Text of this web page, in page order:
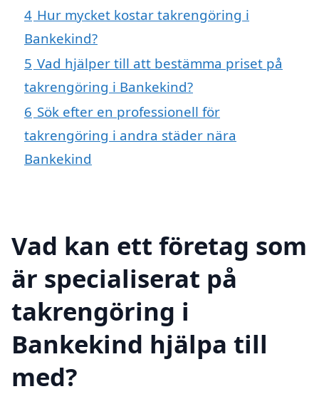
4 Hur mycket kostar takrengöring i
Bankekind?
5 Vad hjälper till att bestämma priset på
takrengöring i Bankekind?
6 Sök efter en professionell för
takrengöring i andra städer nära
Bankekind
Vad kan ett företag som
är specialiserat på
takrengöring i
Bankekind hjälpa till
med?